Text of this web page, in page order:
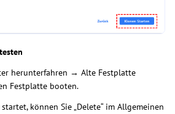
herunterfahren → Alte Festplatte
Festplatte booten.
können Sie „Delete“ im Allgemeinen